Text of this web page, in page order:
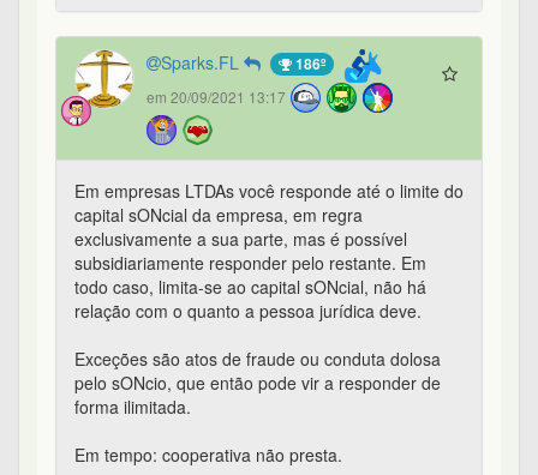
Sparks.FL 186º
em 20/09/2021 13:17
Em empresas LTDAs você responde até o limite do
capital sONcial da empresa, em regra
exclusivamente a sua parte, mas é possível
subsidiariamente responder pelo restante. Em
todo caso, limita-se ao capital sONcial, não há
relação com o quanto a pessoa jurídica deve.
Exceções são atos de fraude ou conduta dolosa
pelo sONcio, que então pode vir a responder de
forma ilimitada.
Em tempo: cooperativa não presta.